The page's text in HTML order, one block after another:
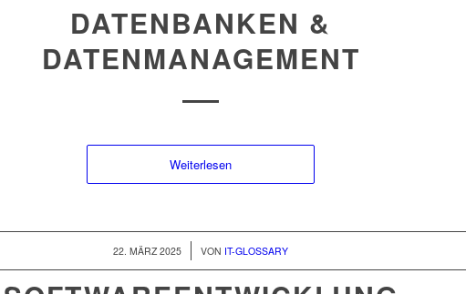
DATENBANKEN &
DATENMANAGEMENT
Weiterlesen
22. MÄRZ 2025
/ VON IT-GLOSSARY